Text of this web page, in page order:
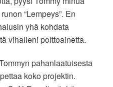
“Lempeys”. En
yhä kohdata
vihalleni polttoainetta.
pahanlaatuisesta
koko projektin.